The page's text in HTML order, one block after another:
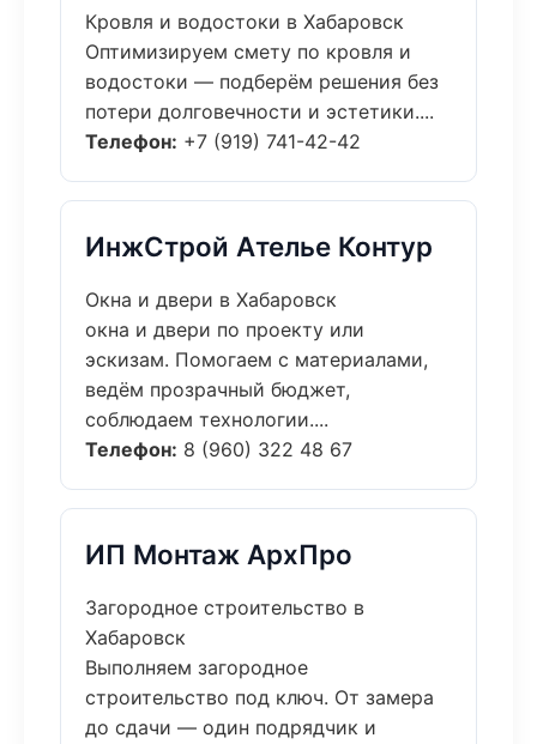
Кровля и водостоки в Хабаровск
Оптимизируем смету по кровля и
водостоки — подберём решения без
потери долговечности и эстетики....
Телефон: +7 (919) 741-42-42
ИнжСтрой Ателье Контур
Окна и двери в Хабаровск
окна и двери по проекту или
эскизам. Помогаем с материалами,
ведём прозрачный бюджет,
соблюдаем технологии....
Телефон: 8 (960) 322 48 67
ИП Монтаж АрхПро
Загородное строительство в
Хабаровск
Выполняем загородное
строительство под ключ. От замера
до сдачи — один подрядчик и